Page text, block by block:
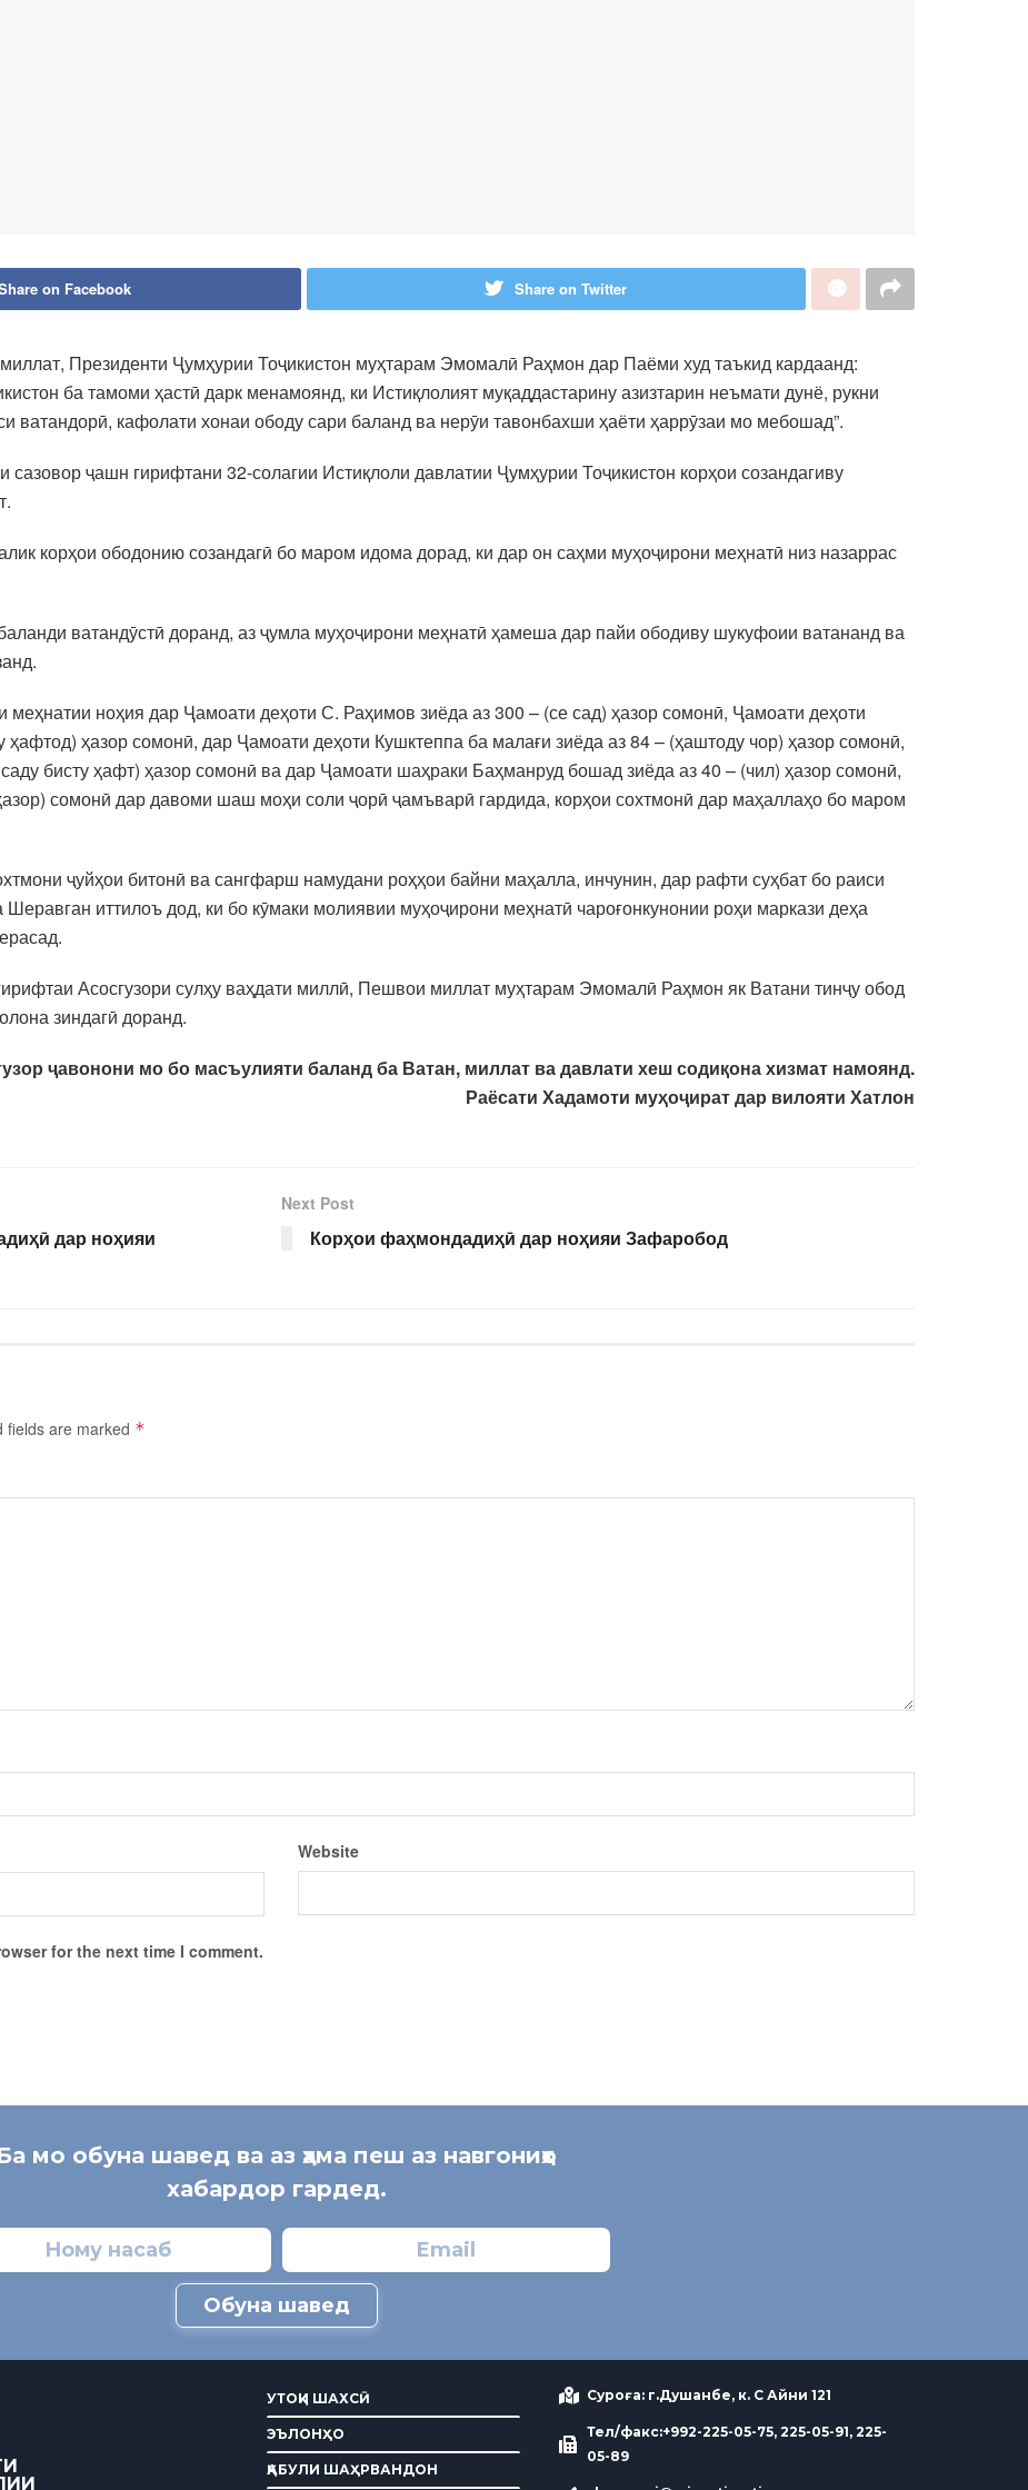
on Facebook Share on Twitter
Президенти Ҷумҳурии Тоҷикистон муҳтарам Эмомалӣ Раҳмон дар Паёми худ таъкид кардаанд:
ба тамоми ҳастӣ дарк менамоянд, ки Истиқлолият муқаддастарину азизтарин неъмати дунё, рукни
ватандорӣ, кафолати хонаи ободу сари баланд ва нерӯи тавонбахши ҳаёти ҳаррӯзаи мо мебошад”.
ҷашн гирифтани 32-солагии Истиқлоли давлатии Ҷумҳурии Тоҷикистон корҳои созандагиву
корҳои ободонию созандагӣ бо маром идома дорад, ки дар он саҳми муҳоҷирони меҳнатӣ низ назаррас
ватандӯстӣ доранд, аз ҷумла муҳоҷирони меҳнатӣ ҳамеша дар пайи ободиву шукуфоии ватананд ва
ноҳия дар Ҷамоати деҳоти С. Раҳимов зиёда аз 300 – (се сад) ҳазор сомонӣ, Ҷамоати деҳоти
ҳафтод) ҳазор сомонӣ, дар Ҷамоати деҳоти Кушктеппа ба малағи зиёда аз 84 – (ҳаштоду чор) ҳазор сомонӣ,
бисту ҳафт) ҳазор сомонӣ ва дар Ҷамоати шаҳраки Баҳманруд бошад зиёда аз 40 – (чил) ҳазор сомонӣ,
сомонӣ дар давоми шаш моҳи соли ҷорӣ ҷамъварӣ гардида, корҳои сохтмонӣ дар маҳаллаҳо бо маром
ҷуйҳои битонӣ ва сангфарш намудани роҳҳои байни маҳалла, инчунин, дар рафти суҳбат бо раиси
иттилоъ дод, ки бо кӯмаки молиявии муҳоҷирони меҳнатӣ чароғонкунонии роҳи маркази деҳа
Асосгузори сулҳу ваҳдати миллӣ, Пешвои миллат муҳтарам Эмомалӣ Раҳмон як Ватани тинҷу обод
зиндагӣ доранд.
ҷавонони мо бо масъулияти баланд ба Ватан, миллат ва давлати хеш содиқона хизмат намоянд.
Раёсати Хадамоти муҳоҷират дар вилояти Хатлон
дар ноҳияи
Next Post
Корҳои фаҳмондадиҳӣ дар ноҳияи Зафаробод
fields are marked *
Website
for the next time I comment.
мо обуна шавед ва аз ҳама пеш аз навгониҳо
хабардор гардед.
Обуна шавед
УТОҚИ ШАХСӢ
ЭЪЛОНҲО
ҚАБУЛИ ШАҲРВАНДОН
Суроға: г.Душанбе, к. С Айни 121
Тел/факс:+992-225-05-75, 225-05-91, 225-
05-89